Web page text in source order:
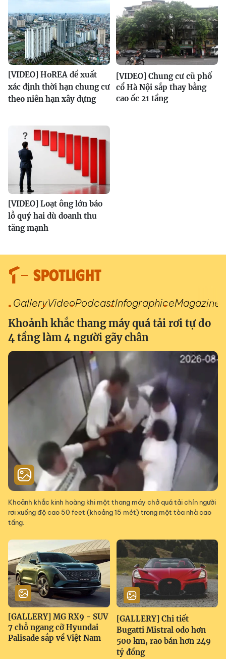
[VIDEO] HoREA đề xuất
xác định thời hạn chung cư
theo niên hạn xây dựng
[VIDEO] Chung cư cũ phố
cổ Hà Nội sắp thay bằng
cao ốc 21 tầng
[VIDEO] Loạt ông lớn báo
lỗ quý hai dù doanh thu
tăng mạnh
SPOTLIGHT
GalleryVideoPodcastInfographiceMagazine
Khoảnh khắc thang máy quá tải rơi tự do
4 tầng làm 4 người gãy chân
Khoảnh khắc kinh hoàng khi một thang máy chở quá tải chín người
rơi xuống độ cao 50 feet (khoảng 15 mét) trong một tòa nhà cao
tầng.
[GALLERY] MG RX9 - SUV
7 chỗ ngang cỡ Hyundai
Palisade sắp về Việt Nam
[GALLERY] Chi tiết
Bugatti Mistral odo hơn
500 km, rao bán hơn 249
tỷ đồng